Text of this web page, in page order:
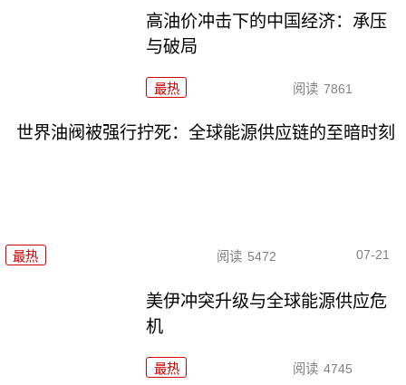
高油价冲击下的中国经济：承压
与破局
最热 阅读 7861
世界油阀被强行拧死：全球能源供应链的至暗时刻
最热 阅读 5472 07-21
美伊冲突升级与全球能源供应危
机
最热 阅读 4745